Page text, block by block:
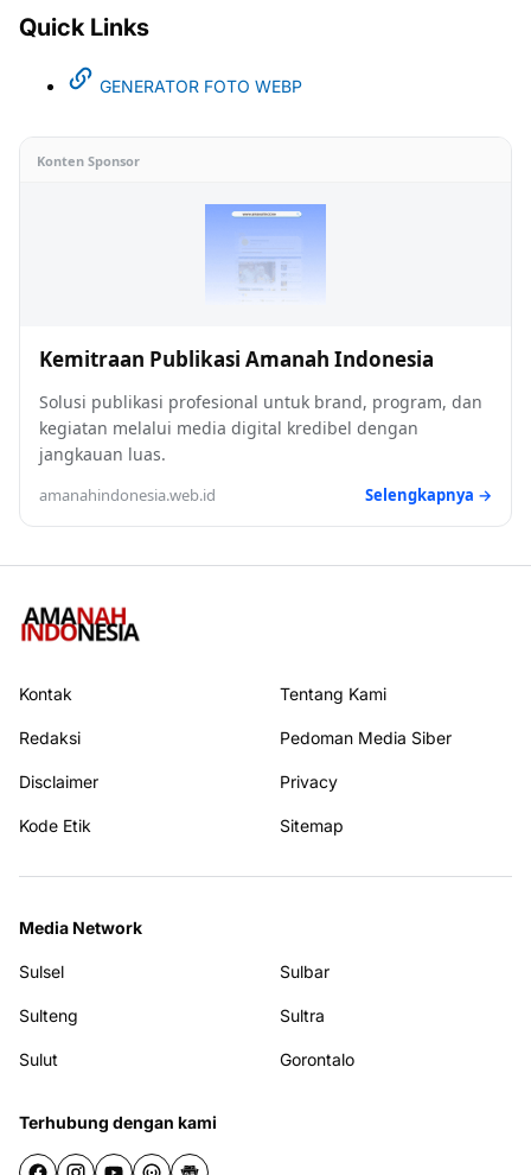
Quick Links
GENERATOR FOTO WEBP
Konten Sponsor
Kemitraan Publikasi Amanah Indonesia
Solusi publikasi profesional untuk brand, program, dan
kegiatan melalui media digital kredibel dengan
jangkauan luas.
amanahindonesia.web.id Selengkapnya →
Kontak Tentang Kami
Redaksi Pedoman Media Siber
Disclaimer Privacy
Kode Etik Sitemap
Media Network
Sulsel Sulbar
Sulteng Sultra
Sulut Gorontalo
Terhubung dengan kami